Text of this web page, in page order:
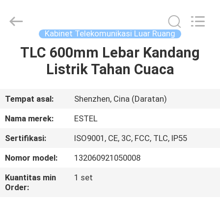
RUMAH
TENTANG
KAMI
TUR
PABRIK
AND
TECHNOLOGY
Kabinet Telekomunikasi Luar Ruang
TLC 600mm Lebar Kandang
Listrik Tahan Cuaca
Tempat asal:
Shenzhen, Cina (Daratan)
Nama merek:
ESTEL
Sertifikasi:
ISO9001, CE, 3C, FCC, TLC, IP55
Nomor model:
132060921050008
Kuantitas min
Order:
1 set